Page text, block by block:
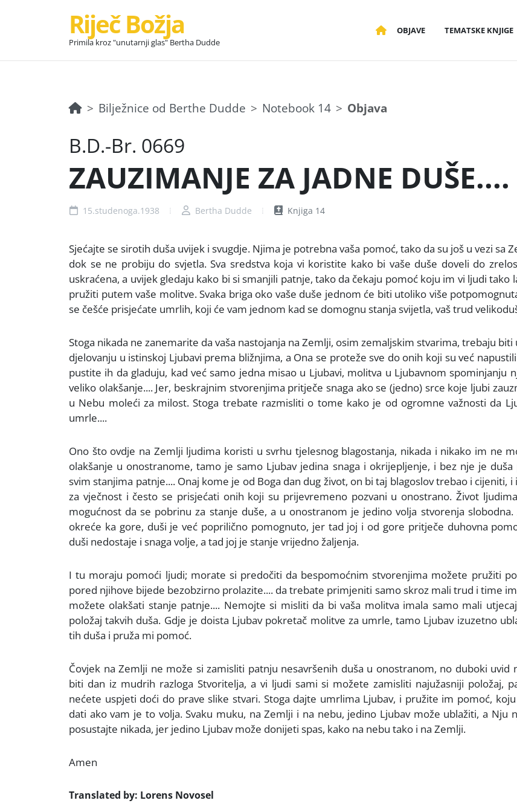
Riječ Božja
Primila kroz "unutarnji glas" Bertha Dudde
OBJAVE TEMATSKE KNJIGE
Bilježnice od Berthe Dudde Notebook 14 Objava
B.D.-Br. 0669
ZAUZIMANJE ZA JADNE DUŠE....
15.studenoga.1938 Bertha Dudde Knjiga 14
Sjećajte se sirotih duša uvijek i svugdje. Njima je potrebna vaša pomoć, tako da su još u vezi sa
dok se ne probiju do svjetla. Sva sredstva koja vi koristite kako bi vaše duše doveli do
uskraćena, a uvijek gledaju kako bi si smanjili patnje, tako da čekaju pomoć koju im vi ljudi tako
pružiti putem vaše molitve. Svaka briga oko vaše duše jednom će biti utoliko više
se češće prisjećate umrlih, koji će vam jednom kad se domognu stanja svijetla, vaš trud
Stoga nikada ne zanemarite da vaša nastojanja na Zemlji, osim zemaljskim stvarima, trebaju biti
djelovanju u istinskoj Ljubavi prema bližnjima, a Ona se proteže sve do onih koji su već
pustite ih da gladuju, kad već samo jedna misao u Ljubavi, molitva u Ljubavnom spominjanju
veliko olakšanje.... Jer, beskrajnim stvorenjima pritječe snaga ako se (jedno) srce koje ljubi
u Nebu moleći za milost. Stoga trebate razmisliti o tome kako je od ogromne važnosti da
umrle....
Ono što ovdje na Zemlji ljudima koristi u svrhu tjelesnog blagostanja, nikada i nikako im ne
olakšanje u onostranome, tamo je samo Ljubav jedina snaga i okrijepljenje, i bez nje je duša
svim stanjima patnje.... Onaj kome je od Boga dan dug život, on bi taj blagoslov trebao i cijeniti, i
za vječnost i često se prisjećati onih koji su prijevremeno pozvani u onostrano. Život
mogućnost da se pobrinu za stanje duše, a u onostranom je jedino volja stvorenja slobodna.
okreće ka gore, duši je već poprilično pomognuto, jer tad joj i od gore pritječe duhovna
duši nedostaje i snaga volje, a tad joj je stanje vrijedno žaljenja.
I tu moraju pomoći ljudi; morate si predočiti da bespomoćnim stvorenjima možete pružiti
pored njihove bijede bezobzirno prolazite.... da trebate primjeniti samo skroz mali trud i time
možete olakšati stanje patnje.... Nemojte si misliti da bi vaša molitva imala samo mali
položaj takvih duša. Gdje je doista Ljubav pokretač molitve za umrle, tamo Ljubav izuzetno
tih duša i pruža mi pomoć.
Čovjek na Zemlji ne može si zamisliti patnju nesavršenih duša u onostranom, no duboki uvid
biti dan iz mudrih razloga Stvoritelja, a vi ljudi sami si možete zamisliti najužasniji položaj,
nećete uspjeti doći do prave slike stvari. Stoga dajte umrlima Ljubav, i pružite im pomoć,
dati ako vam je to volja. Svaku muku, na Zemlji i na nebu, jedino Ljubav može ublažiti, a Nju
posustajte nikada, jer jedino Ljubav može donijeti spas, kako na nebu tako i na Zemlji.
Amen
Translated by: Lorens Novosel